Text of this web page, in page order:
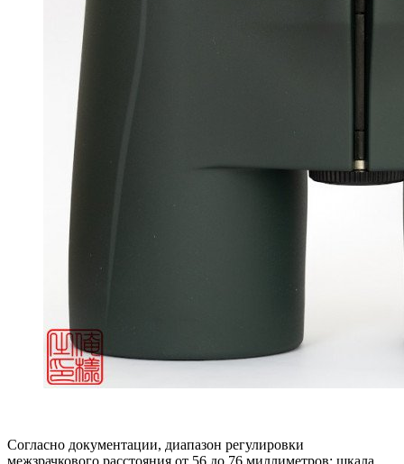
Согласно документации, диапазон регулировки
межзрачкового расстояния от 56 до 76 миллиметров; шкала